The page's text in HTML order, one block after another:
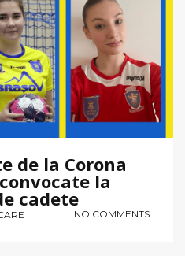
de la Corona
la
cadete
NO COMMENTS